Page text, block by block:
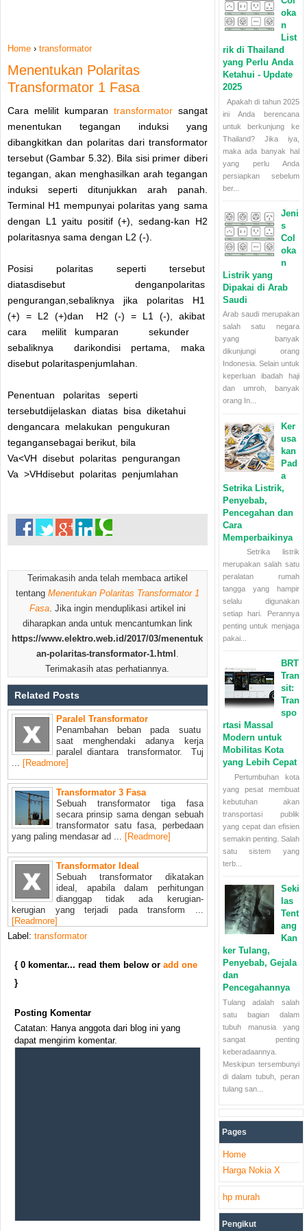
Home › transformator
Menentukan Polaritas
Transformator 1 Fasa
Cara melilit kumparan transformatorsangat
menentukan tegangan induksi yang
dibangkitkan dan polaritas dari transformator
tersebut (Gambar 5.32). Bila sisi primer diberi
tegangan, akan menghasilkan arah tegangan
induksi seperti ditunjukkan arah panah.
Terminal H1 mempunyai polaritas yang sama
dengan L1 yaitu positif (+), sedang-kan H2
polaritasnya sama dengan L2 (-).
Posisi polaritas seperti tersebut
diatasdisebut denganpolaritas
pengurangan,sebaliknya jika polaritas H1
(+) = L2 (+)dan H2 (-) = L1 (-), akibat
cara melilit kumparan sekunder
sebaliknya darikondisi pertama, maka
disebut polaritaspenjumlahan.
Penentuan polaritas seperti
tersebutdijelaskan diatas bisa diketahui
dengancara melakukan pengukuran
tegangansebagai berikut, bila
Va<VH disebut polaritas pengurangan
Va >VHdisebut polaritas penjumlahan
Terimakasih anda telah membaca artikel
tentang Menentukan Polaritas Transformator 1
Fasa. Jika ingin menduplikasi artikel ini
diharapkan anda untuk mencantumkan link
https://www.elektro.web.id/2017/03/menentuk
an-polaritas-transformator-1.html .
Terimakasih atas perhatiannya.
Related Posts
Paralel Transformator
Penambahan beban pada suatu
saat menghendaki adanya kerja
paralel diantara transformator. Tuj
... [Readmore]
Transformator 3 Fasa
Sebuah transformator tiga fasa
secara prinsip sama dengan sebuah
transformator satu fasa, perbedaan
yang paling mendasar ad ... [Readmore]
Transformator Ideal
Sebuah transformator dikatakan
ideal, apabila dalam perhitungan
dianggap tidak ada kerugian-
kerugian yang terjadi pada transform ...
[Readmore]
Label: transformator
{ 0 komentar... read them below or add one
}
Posting Komentar
Catatan: Hanya anggota dari blog ini yang
dapat mengirim komentar.
oka
n
List
rik di Thailand
yang Perlu Anda
Ketahui - Update
2025
Apakah di tahun 2025
ini Anda berencana
untuk berkunjung ke
Thailand? Jika iya,
maka ada banyak hal
yang perlu Anda
persiapkan sebelum
ber...
Jeni
s
Col
oka
n
Listrik yang
Dipakai di Arab
Saudi
Arab saudi merupakan
salah satu negara
yang banyak
dikunjungi orang
Indonesia. Selain untuk
keperluan ibadah haji
dan umroh, banyak
orang In...
Ker
usa
kan
Pad
a
Setrika Listrik,
Penyebab,
Pencegahan dan
Cara
Memperbaikinya
Setrika listrik
merupakan salah satu
peralatan rumah
tangga yang hampir
selalu digunakan
setiap hari. Perannya
penting untuk menjaga
pakai...
BRT
Tran
sit:
Tran
spo
rtasi Massal
Modern untuk
Mobilitas Kota
yang Lebih Cepat
Pertumbuhan kota
yang pesat membuat
kebutuhan akan
transportasi publik
yang cepat dan efisien
semakin penting. Salah
satu sistem yang
terb...
Seki
las
Tent
ang
Kan
ker Tulang,
Penyebab, Gejala
dan
Pencegahannya
Tulang adalah salah
satu bagian dalam
tubuh manusia yang
sangat penting
keberadaannya.
Meskipun tersembunyi
di dalam tubuh, peran
tulang san...
Pages
Home
Harga Nokia X
hp murah
Pengikut